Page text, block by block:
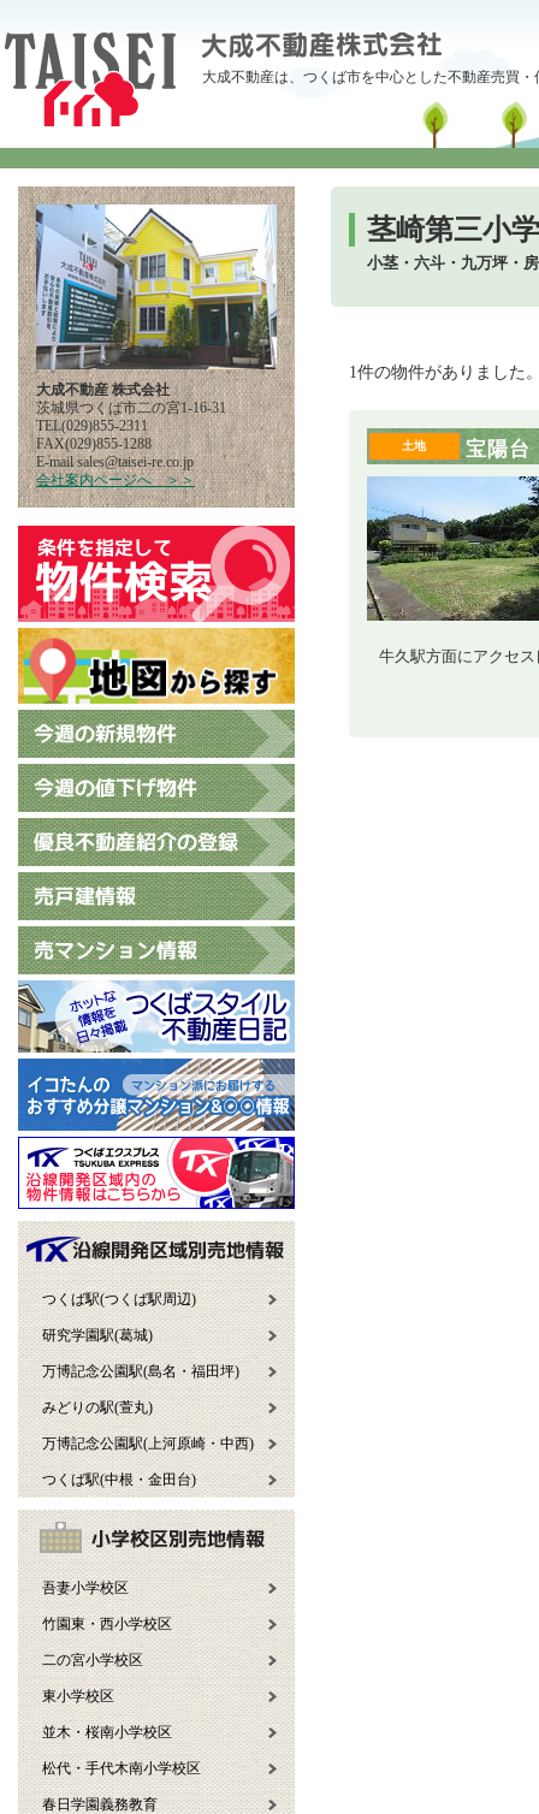
大成不動産は、つくば市を中心とした不動産売買
大成不動産 株式会社
茨城県つくば市二の宮1-16-31
TEL(029)855-2311
FAX(029)855-1288
E-mailpj.oc.er-iesiat@selas
会社案内ページへ ＞＞
つくば駅(つくば駅周辺)
研究学園駅(葛城)
万博記念公園駅(島名・福田坪)
みどりの駅(萱丸)
万博記念公園駅(上河原崎・中西)
つくば駅(中根・金田台)
吾妻小学校区
竹園東・西小学校区
二の宮小学校区
東小学校区
並木・桜南小学校区
松代・手代木南小学校区
春日学園義務教育
茎崎第三小
小茎・六斗・九万坪・
1件の物件がありました
土地 宝陽台
牛久駅方面にアクセ